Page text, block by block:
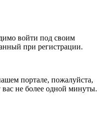
войти под своим
при регистрации.
портале, пожалуйста,
вас не более одной минуты.